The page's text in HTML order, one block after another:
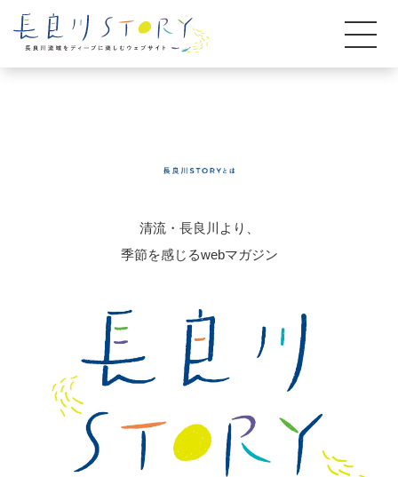
清流・長良川より、
季節を感じるwebマガジン